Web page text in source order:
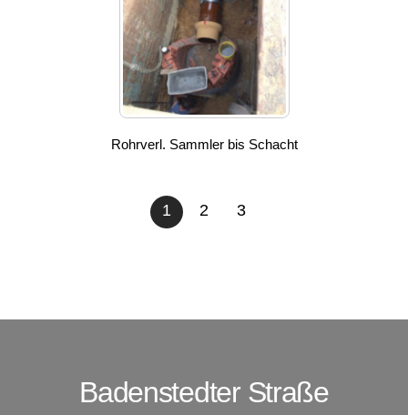
Rohrverl. Sammler bis Schacht
1 2 3
Badenstedter Straße